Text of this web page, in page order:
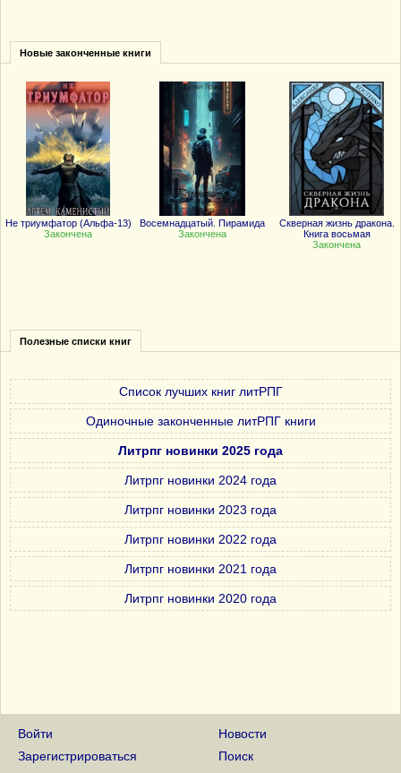
Новые законченные книги
Не триумфатор (Альфа-13)
Закончена
Восемнадцатый. Пирамида
Закончена
Скверная жизнь дракона.
Книга восьмая
Закончена
Полезные списки книг
Список лучших книг литРПГ
Одиночные законченные литРПГ книги
Литрпг новинки 2025 года
Литрпг новинки 2024 года
Литрпг новинки 2023 года
Литрпг новинки 2022 года
Литрпг новинки 2021 года
Литрпг новинки 2020 года
Войти
Зарегистрироваться
Новости
Поиск